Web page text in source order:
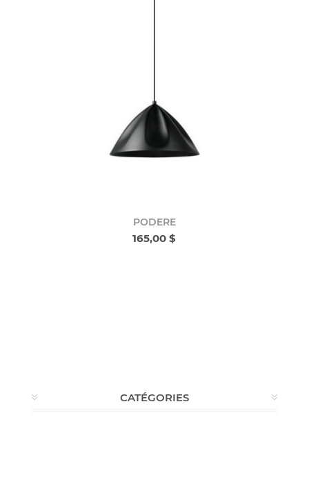
PODERE
165,00 $
CATÉGORIES